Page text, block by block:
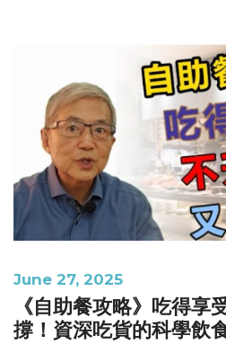
June 27, 2025
《自助餐攻略》吃得享
撐！資深吃貨的科學飲